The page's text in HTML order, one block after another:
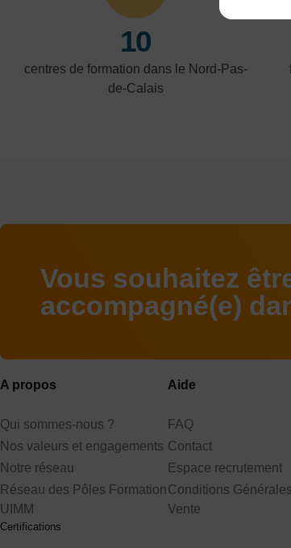
10
centres de formation dans le Nord-Pas-
de-Calais
Vous souhaitez
accompagné(e)
A propos
Qui sommes-nous ?
Nos valeurs et engagements
Notre réseau
Réseau des Pôles Formation
UIMM
Aide
FAQ
Contact
Espace recrutement
Conditions
Vente
Certifications